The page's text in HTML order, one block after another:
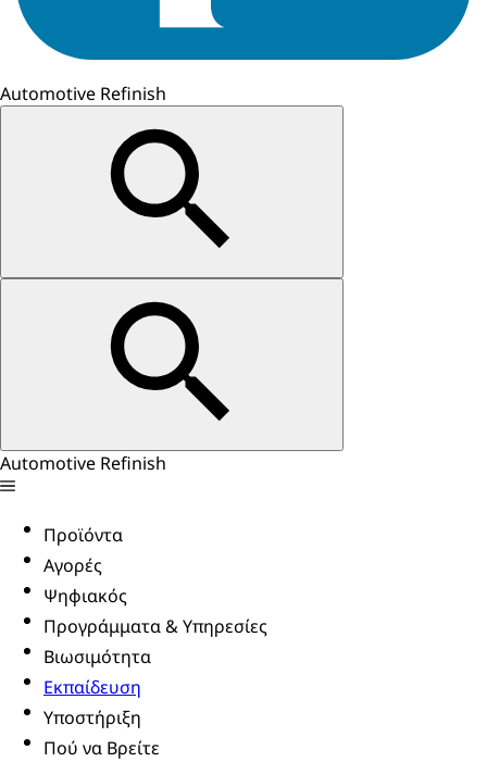
Automotive Refinish
Automotive Refinish
Προϊόντα
Αγορές
Ψηφιακός
Προγράμματα & Υπηρεσίες
Βιωσιμότητα
Εκπαίδευση
Υποστήριξη
Πού να Βρείτε